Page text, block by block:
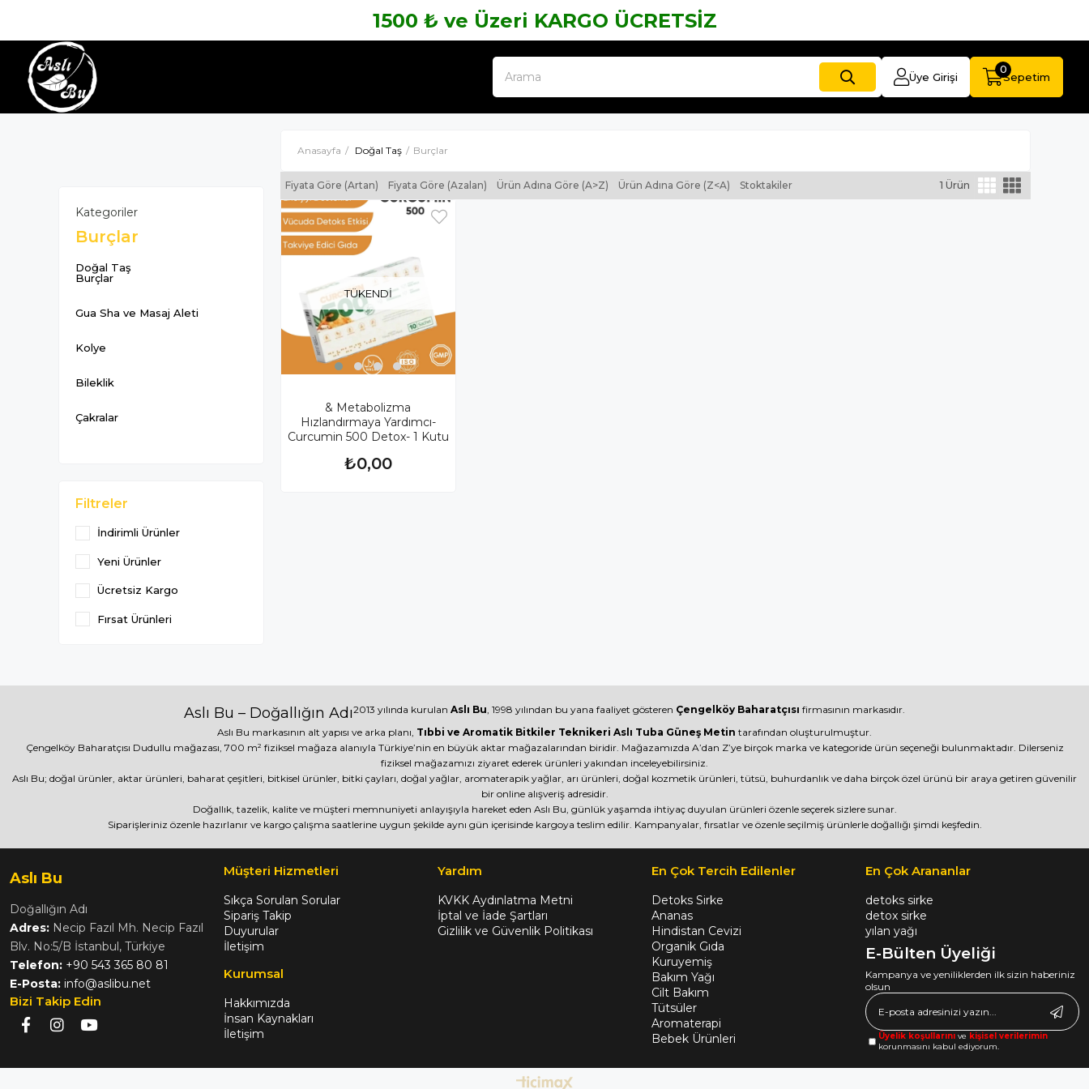
1500 ₺ ve Üzeri KARGO ÜCRETSİZ
Üye Girişi Sepetim
0
Kategoriler
Burçlar
Doğal Taş
Burçlar
Gua Sha ve Masaj Aleti
Kolye
Bileklik
Çakralar
Filtreler
İndirimli Ürünler
Yeni Ürünler
Ücretsiz Kargo
Fırsat Ürünleri
Anasayfa Doğal Taş Burçlar
Fiyata Göre (Artan) Fiyata Göre (Azalan) Ürün Adına Göre (A>Z) Ürün Adına Göre (Z<A) Stoktakiler 1 Ürün
TÜKENDI
& Metabolizma
Hızlandırmaya Yardımcı-
Curcumin 500 Detox- 1 Kutu
₺0,00
Aslı Bu – Doğallığın Adı2013 yılında kurulan Aslı Bu, 1998 yılından bu yana faaliyet gösteren Çengelköy Baharatçısı firmasının markasıdır.
Aslı Bu markasının alt yapısı ve arka planı, Tıbbi ve Aromatik Bitkiler Teknikeri Aslı Tuba Güneş Metin tarafından oluşturulmuştur.
Çengelköy Baharatçısı Dudullu mağazası, 700 m² fiziksel mağaza alanıyla Türkiye’nin en büyük aktar mağazalarından biridir. Mağazamızda A’dan Z’ye birçok marka ve kategoride ürün seçeneği bulunmaktadır. Dilerseniz
fiziksel mağazamızı ziyaret ederek ürünleri yakından inceleyebilirsiniz.
Aslı Bu; doğal ürünler, aktar ürünleri, baharat çeşitleri, bitkisel ürünler, bitki çayları, doğal yağlar, aromaterapik yağlar, arı ürünleri, doğal kozmetik ürünleri, tütsü, buhurdanlık ve daha birçok özel ürünü bir araya getiren güvenilir
bir online alışveriş adresidir.
Doğallık, tazelik, kalite ve müşteri memnuniyeti anlayışıyla hareket eden Aslı Bu, günlük yaşamda ihtiyaç duyulan ürünleri özenle seçerek sizlere sunar.
Siparişleriniz özenle hazırlanır ve kargo çalışma saatlerine uygun şekilde aynı gün içerisinde kargoya teslim edilir. Kampanyalar, fırsatlar ve özenle seçilmiş ürünlerle doğallığı şimdi keşfedin.
Aslı Bu
Doğallığın Adı
Adres: Necip Fazıl Mh. Necip Fazıl
Blv. No:5/B İstanbul, Türkiye
Telefon: +90 543 365 80 81
E-Posta: info@aslibu.net
Bizi Takip Edin
Müşteri Hizmetleri
Sıkça Sorulan Sorular
Sipariş Takip
Duyurular
İletişim
Kurumsal
Hakkımızda
İnsan Kaynakları
İletişim
Yardım
KVKK Aydınlatma Metni
İptal ve İade Şartları
Gizlilik ve Güvenlik Politikası
En Çok Tercih Edilenler
Detoks Sirke
Ananas
Hindistan Cevizi
Organik Gıda
Kuruyemiş
Bakım Yağı
Cilt Bakım
Tütsüler
Aromaterapi
Bebek Ürünleri
En Çok Arananlar
detoks sirke
detox sirke
yılan yağı
E-Bülten Üyeliği
Kampanya ve yeniliklerden ilk sizin haberiniz
olsun
Üyelik koşullarınıve kişisel verilerimin
korunmasını kabul ediyorum.